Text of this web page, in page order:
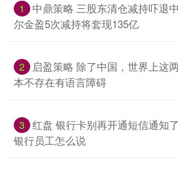
1
中鼎策略 三股东清仓减持吓退
尔金盈5次减持将套现135亿
2
启盈策略 除了中国，世界上这
本不存在有语言障碍
3 红盘 银行卡别再开通短信通知
银行员工怎么说